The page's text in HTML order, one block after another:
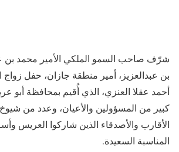
شرّف صاحب السمو الملكي الأمير محمد بن
بن عبدالعزيز، أمير منطقة جازان، حفل
أحمد عقلا العنزي، الذي أُقيم بمحافظة
كبير من المسؤولين والأعيان، وعدد من
الأقارب والأصدقاء الذين شاركوا العريس
المناسبة السعيدة.